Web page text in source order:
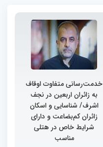
خدمت‌رسانی متفاوت اوقاف
به زائران اربعین در نجف
اشرف/ شناسایی و اسکان
زائران کم‌بضاعت و دارای
شرایط خاص در هتلی
مناسب